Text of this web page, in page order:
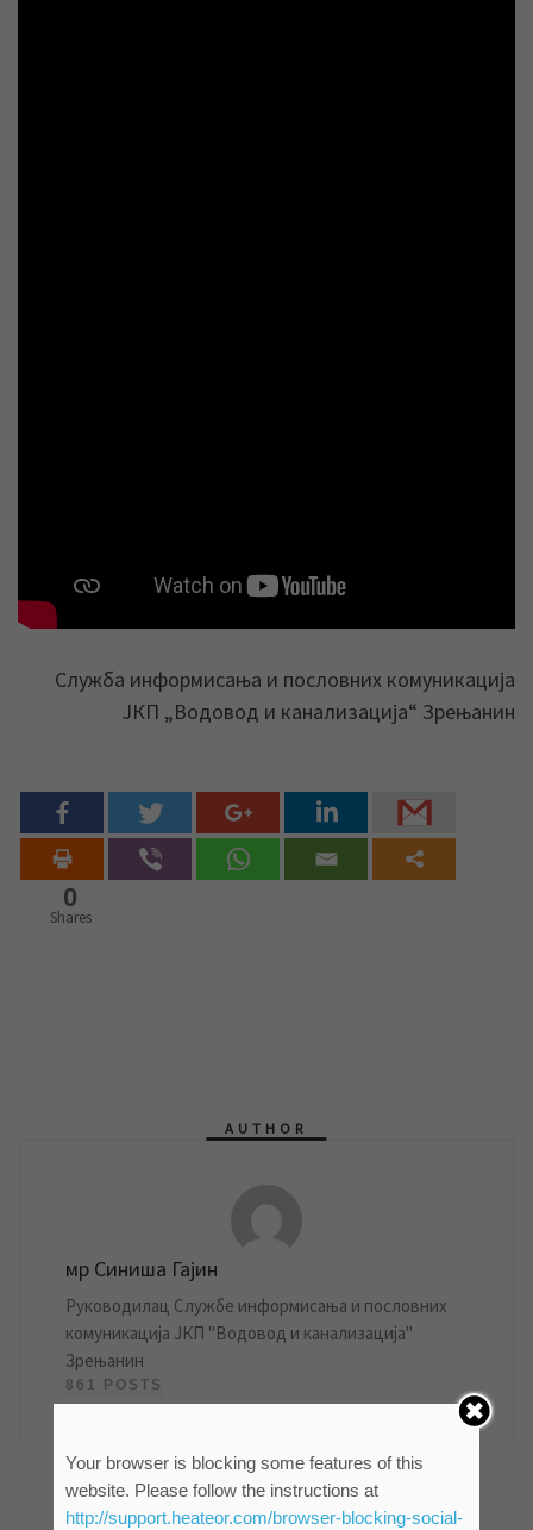
Служба информисања и пословних комуникација
ЈКП „Водовод и канализација“ Зрењанин
0
Shares
AUTHOR
мр Синиша Гајин
Руководилац Службе информисања и пословних
комуникација ЈКП "Водовод и канализација"
Зрењанин
861 POSTS
Your browser is blocking some features of this
website. Please follow the instructions at
http://support.heateor.com/browser-blocking-social-